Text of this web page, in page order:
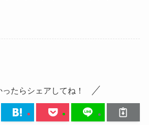
ったらシェアしてね！